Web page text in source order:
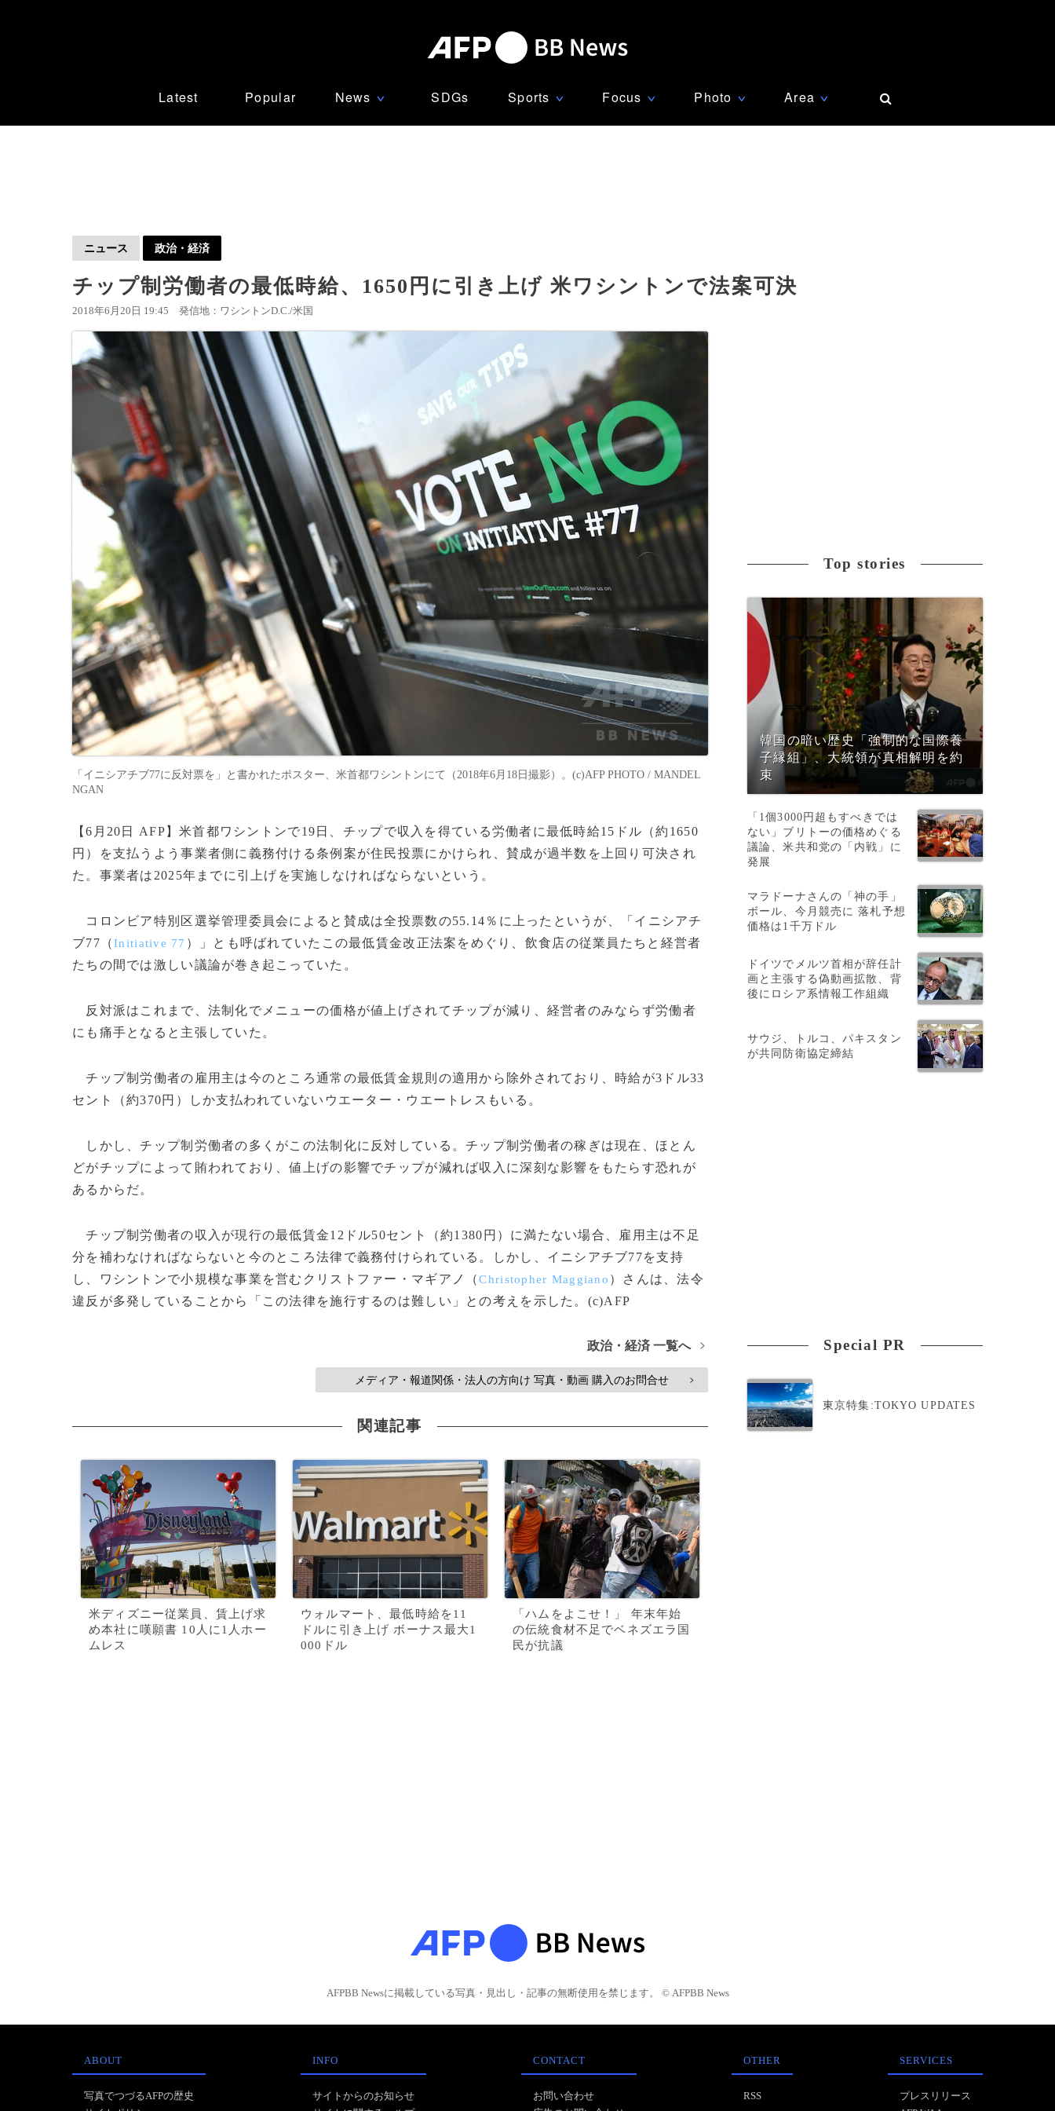
Latest Popular News ∨ SDGs Sports ∨ Focus ∨ Photo ∨ Area ∨
ニュース 政治・経済
チップ制労働者の最低時給、1650円に引き上げ 米ワシントンで法案可決
2018年6月20日 19:45 発信地：ワシントンD.C./米国
「イニシアチブ77に反対票を」と書かれたポスター、米首都ワシントンにて（2018年6月18日撮影）。(c)AFP PHOTO / MANDEL
NGAN
【6月20日 AFP】米首都ワシントンで19日、チップで収入を得ている労働者に最低時給15ドル（約1650
円）を支払うよう事業者側に義務付ける条例案が住民投票にかけられ、賛成が過半数を上回り可決され
た。事業者は2025年までに引上げを実施しなければならないという。
コロンビア特別区選挙管理委員会によると賛成は全投票数の55.14％に上ったというが、「イニシアチ
ブ77（Initiative 77 ）」とも呼ばれていたこの最低賃金改正法案をめぐり、飲食店の従業員たちと経営者
たちの間では激しい議論が巻き起こっていた。
反対派はこれまで、法制化でメニューの価格が値上げされてチップが減り、経営者のみならず労働者
にも痛手となると主張していた。
チップ制労働者の雇用主は今のところ通常の最低賃金規則の適用から除外されており、時給が3ドル33
セント（約370円）しか支払われていないウエーター・ウエートレスもいる。
しかし、チップ制労働者の多くがこの法制化に反対している。チップ制労働者の稼ぎは現在、ほとん
どがチップによって賄われており、値上げの影響でチップが減れば収入に深刻な影響をもたらす恐れが
あるからだ。
チップ制労働者の収入が現行の最低賃金12ドル50セント（約1380円）に満たない場合、雇用主は不足
分を補わなければならないと今のところ法律で義務付けられている。しかし、イニシアチブ77を支持
し、ワシントンで小規模な事業を営むクリストファー・マギアノ（Christopher Maggiano ）さんは、法令
違反が多発していることから「この法律を施行するのは難しい」との考えを示した。(c)AFP
政治・経済 一覧へ >
メディア・報道関係・法人の方向け 写真・動画 購入のお問合せ >
関連記事
米ディズニー従業員、賃上げ求
め本社に嘆願書 10人に1人ホー
ムレス
ウォルマート、最低時給を11
ドルに引き上げ ボーナス最大1
000ドル
「ハムをよこせ！」 年末年始
の伝統食材不足でベネズエラ国
民が抗議
Top stories
韓国の暗い歴史「強制的な国際養
子縁組」、大統領が真相解明を約
束
「1個3000円超もすべきでは
ない」ブリトーの価格めぐる
議論、米共和党の「内戦」に
発展
マラドーナさんの「神の手」
ボール、今月競売に 落札予想
価格は1千万ドル
ドイツでメルツ首相が辞任計
画と主張する偽動画拡散、背
後にロシア系情報工作組織
サウジ、トルコ、パキスタン
が共同防衛協定締結
Special PR
東京特集:TOKYO UPDATES
AFPBB Newsに掲載している写真・見出し・記事の無断使用を禁じます。 © AFPBB News
ABOUT
写真でつづるAFPの歴史
INFO
サイトからのお知らせ
CONTACT
お問い合わせ
OTHER
RSS
SERVICES
プレスリリース